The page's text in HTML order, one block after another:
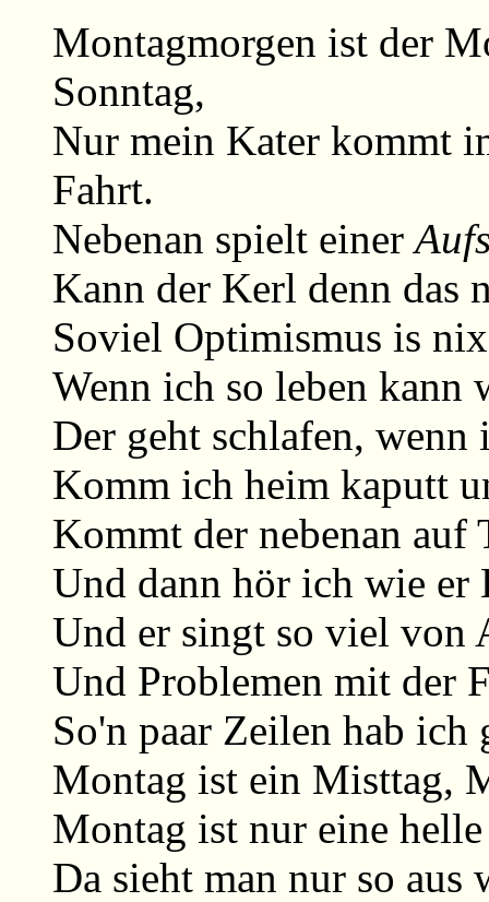
Montagmorgen ist der
Sonntag,
Nur mein Kater kommt
Fahrt.
Nebenan spielt einer
Kann der Kerl denn das
Soviel Optimismus is
Wenn ich so leben kann
Der geht schlafen,
Komm ich heim kaputt
Kommt der nebenan auf
Und dann hör ich wie er
Und er singt so viel von
Und Problemen mit der
So'n paar Zeilen hab ich
Montag ist ein Misttag,
Montag ist nur eine
Da sieht man nur so aus